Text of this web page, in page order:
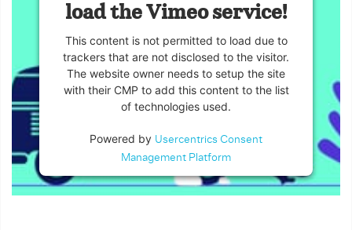
load the Vimeo service!
This content is not permitted to load due to
trackers that are not disclosed to the visitor.
The website owner needs to setup the site
with their CMP to add this content to the list
of technologies used.
Powered by Usercentrics Consent
Management Platform